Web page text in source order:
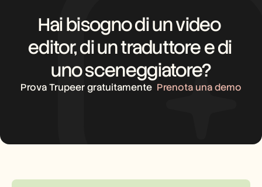
Hai bisogno di un video
editor, di un traduttore e di
uno sceneggiatore?
Prova Trupeer gratuitamente Prenota una demo